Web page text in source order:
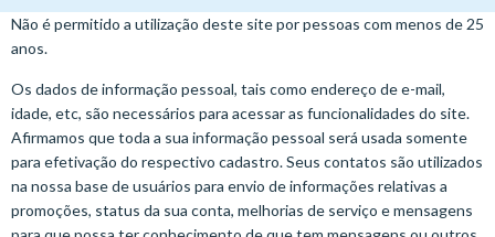
Não é permitido a utilização deste site por pessoas com menos de 25
anos.
Os dados de informação pessoal, tais como endereço de e-mail,
idade, etc, são necessários para acessar as funcionalidades do site.
Afirmamos que toda a sua informação pessoal será usada somente
para efetivação do respectivo cadastro. Seus contatos são utilizados
na nossa base de usuários para envio de informações relativas a
promoções, status da sua conta, melhorias de serviço e mensagens